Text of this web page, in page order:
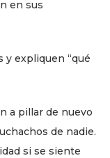
en sus
y expliquen “qué
a pillar de nuevo
de nadie.
si se siente